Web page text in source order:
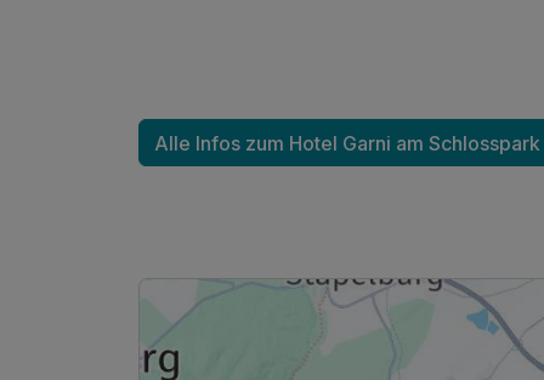
Für 4 Tage
Alle Infos zum Hotel Garni am Schlosspark